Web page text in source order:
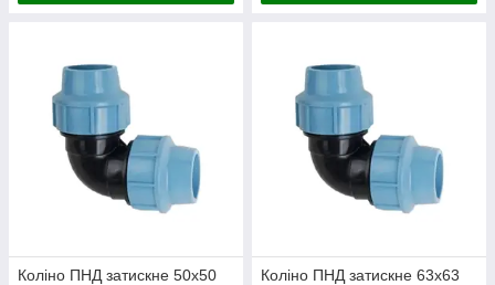
Коліно ПНД затискне 50х50
Коліно ПНД затискне 63х63